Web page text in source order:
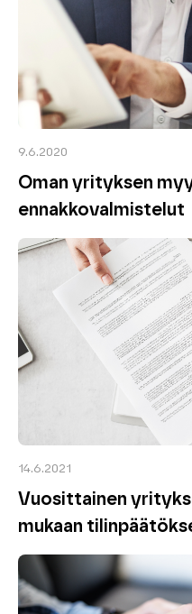
9.6.2020
Oman yrityksen
ennakkovalmistelut
14.6.2021
Vuosittainen
mukaan